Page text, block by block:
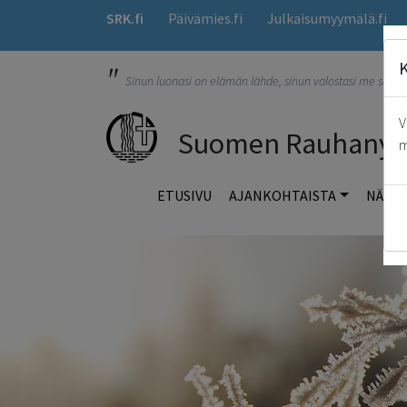
SRK.fi Päivämies.fi Julkaisumyymälä.fi
" Sinun luonasi on elämän lähde, sinun valostasi me
Suomen
ETUSIVU AJANKOHTAISTA NÄIN